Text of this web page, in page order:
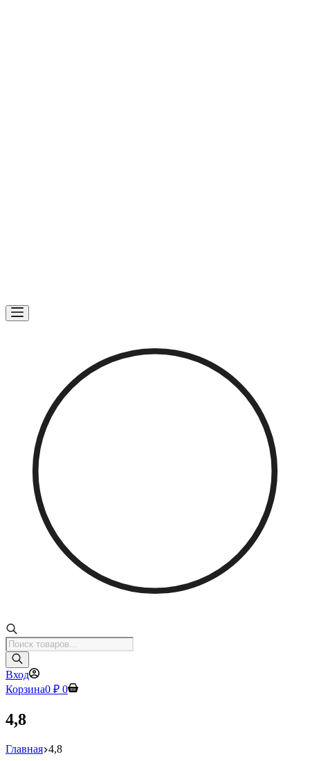
Поиск
товаров
Вход
Корзина0 ₽ 0
4,8
Главная 4,8